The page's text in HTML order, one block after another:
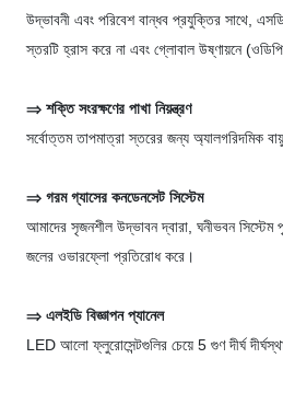
উদ্ভাবনী এবং পরিবেশ বান্ধব প্রযুক্তির সাথে,
স্তরটি হ্রাস করে না এবং গ্লোবাল উষ্ণায়নে
⇒ শক্তি সংরক্ষণের পাখা নিয়ন্ত্রণ
সর্বোত্তম তাপমাত্রা স্তরের জন্য অ্যালগরিদমিক
⇒ গরম গ্যাসের কনডেনসেট সিস্টেম
আমাদের সৃজনশীল উদ্ভাবন দ্বারা, ঘনীভবন সিস্টেম
জলের ওভারফ্লো প্রতিরোধ করে।
⇒ এলইডি বিজ্ঞাপন প্যানেল
LED আলো ফ্লুরোসেন্টগুলির চেয়ে 5 গুণ দীর্ঘ